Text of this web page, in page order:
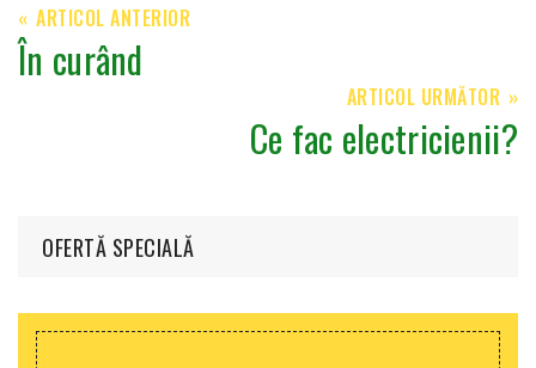
ARTICOL ANTERIOR
În curând
ARTICOL URMĂTOR
Ce fac electricienii?
OFERTĂ SPECIALĂ